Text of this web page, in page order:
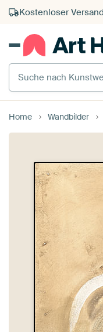
Kauf auf Rechnung
Individueller Druck
Suche nach
Home Wandbilder